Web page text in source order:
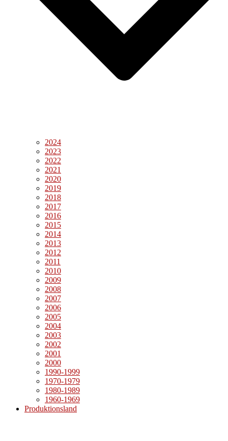
2024
2023
2022
2021
2020
2019
2018
2017
2016
2015
2014
2013
2012
2011
2010
2009
2008
2007
2006
2005
2004
2003
2002
2001
2000
1990-1999
1970-1979
1980-1989
1960-1969
Produktionsland